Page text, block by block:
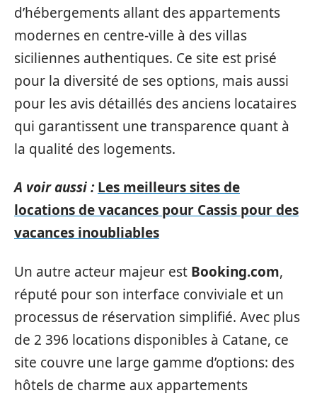
d’hébergements allant des appartements
modernes en centre-ville à des villas
siciliennes authentiques. Ce site est prisé
pour la diversité de ses options, mais aussi
pour les avis détaillés des anciens locataires
qui garantissent une transparence quant à
la qualité des logements.
A voir aussi : Les meilleurs sites de
locations de vacances pour Cassis pour des
vacances inoubliables
Un autre acteur majeur est Booking.com,
réputé pour son interface conviviale et un
processus de réservation simplifié. Avec plus
de 2 396 locations disponibles à Catane, ce
site couvre une large gamme d’options: des
hôtels de charme aux appartements